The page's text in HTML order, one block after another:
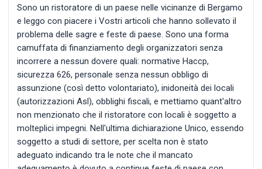
Sono un ristoratore di un paese nelle vicinanze di Bergamo
e leggo con piacere i Vostri articoli che hanno sollevato il
problema delle sagre e feste di paese. Sono una forma
camuffata di finanziamento degli organizzatori senza
incorrere a nessun dovere quali: normative Haccp,
sicurezza 626, personale senza nessun obbligo di
assunzione (così detto volontariato), inidoneità dei locali
(autorizzazioni Asl), obblighi fiscali, e mettiamo quant'altro
non menzionato che il ristoratore con locali è soggetto a
molteplici impegni. Nell'ultima dichiarazione Unico, essendo
soggetto a studi di settore, per scelta non è stato
adeguato indicando tra le note che il mancato